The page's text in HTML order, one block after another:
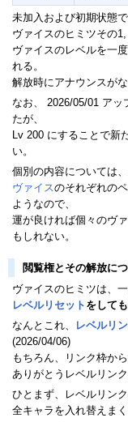
未加入および初期状態
ヴァイスのヒミツその
ヴァイスのレベルを一
れる。
解放時にアナウンスが
なお、 2026/05/01 アッ
たが、
Lv 200 にすることで新
い。
個別の内容については
ヴァイスのそれぞれの
ようなので、
運が良ければ個々のヴ
もしれない。
閲覧権とその解放に
ヴァイスのヒミツは、
レベルリセット をして
なんとこれ、
レベルリ
(2026/04/06)
もちろん、リンク枠か
ありがとうレベルリンク
ひとまず、レベルリン
全キャラを入れ替えま